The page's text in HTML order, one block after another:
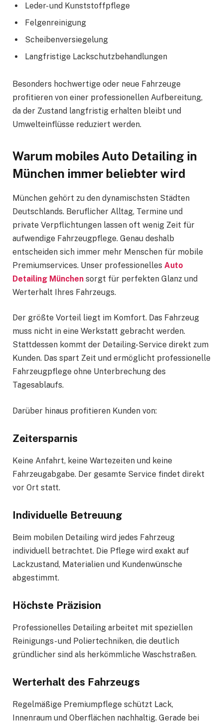
Leder- und Kunststoffpflege
Felgenreinigung
Scheibenversiegelung
Langfristige Lackschutzbehandlungen
Besonders hochwertige oder neue Fahrzeuge
profitieren von einer professionellen Aufbereitung,
da der Zustand langfristig erhalten bleibt und
Umwelteinflüsse reduziert werden.
Warum mobiles Auto Detailing in
München immer beliebter wird
München gehört zu den dynamischsten Städten
Deutschlands. Beruflicher Alltag, Termine und
private Verpflichtungen lassen oft wenig Zeit für
aufwendige Fahrzeugpflege. Genau deshalb
entscheiden sich immer mehr Menschen für mobile
Premiumservices. Unser professionelles Auto
Detailing München sorgt für perfekten Glanz und
Werterhalt Ihres Fahrzeugs.
Der größte Vorteil liegt im Komfort. Das Fahrzeug
muss nicht in eine Werkstatt gebracht werden.
Stattdessen kommt der Detailing-Service direkt zum
Kunden. Das spart Zeit und ermöglicht professionelle
Fahrzeugpflege ohne Unterbrechung des
Tagesablaufs.
Darüber hinaus profitieren Kunden von:
Zeitersparnis
Keine Anfahrt, keine Wartezeiten und keine
Fahrzeugabgabe. Der gesamte Service findet direkt
vor Ort statt.
Individuelle Betreuung
Beim mobilen Detailing wird jedes Fahrzeug
individuell betrachtet. Die Pflege wird exakt auf
Lackzustand, Materialien und Kundenwünsche
abgestimmt.
Höchste Präzision
Professionelles Detailing arbeitet mit speziellen
Reinigungs- und Poliertechniken, die deutlich
gründlicher sind als herkömmliche Waschstraßen.
Werterhalt des Fahrzeugs
Regelmäßige Premiumpflege schützt Lack,
Innenraum und Oberflächen nachhaltig. Gerade bei